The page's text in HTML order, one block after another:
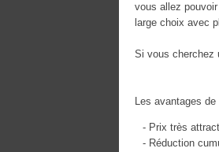
vous allez
large choix avec
Si vous cherchez
Les avantages
- Prix très
- Réduction